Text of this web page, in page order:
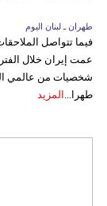
طهران ـ لبنان اليوم
فيما تتواصل
عمت إيران خلال
شخصيات من عالمي
طهرا... المزيد